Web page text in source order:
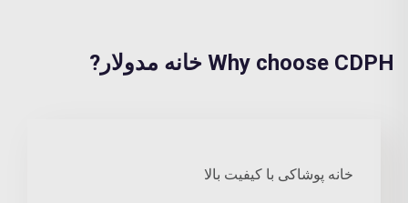
Why choose CDPH خانه مدولار?
خانه پوشاکی با کیفیت بالا